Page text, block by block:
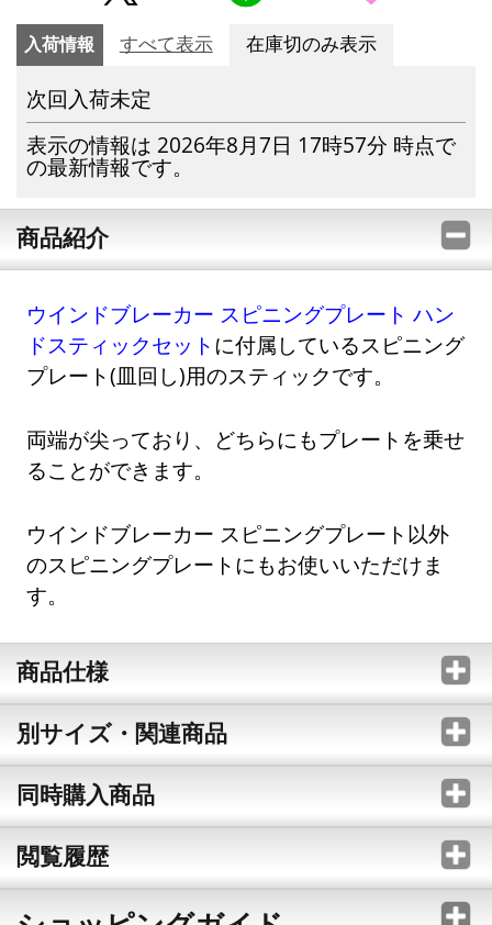
入荷情報 すべて表示 在庫切のみ表示
次回入荷未定
表示の情報は 2026年8月7日 17時57分 時点で
の最新情報です。
商品紹介
ウインドブレーカー スピニングプレート ハン
ドスティックセット に付属しているスピニング
プレート(皿回し)用のスティックです。
両端が尖っており、どちらにもプレートを乗せ
ることができます。
ウインドブレーカー スピニングプレート以外
のスピニングプレートにもお使いいただけま
す。
商品仕様
別サイズ・関連商品
同時購入商品
閲覧履歴